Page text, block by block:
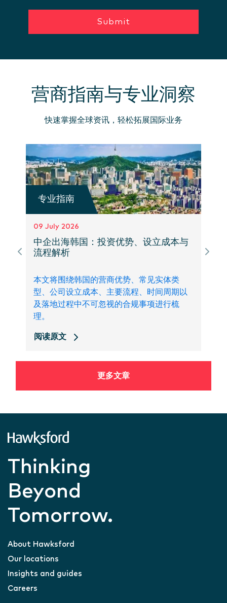
营商指南与专业洞察
快速掌握全球资讯，轻松拓展国际业务
专业指南
09 July 2026
中企出海韩国：投资优势、设立成本与
流程解析
本文将围绕韩国的营商优势、常见实体类
型、公司设立成本、主要流程、时间周期以
及落地过程中不可忽视的合规事项进行梳
理。
阅读原文
更多文章
Thinking
Beyond
Tomorrow.
About Hawksford
Our locations
Insights and guides
Careers